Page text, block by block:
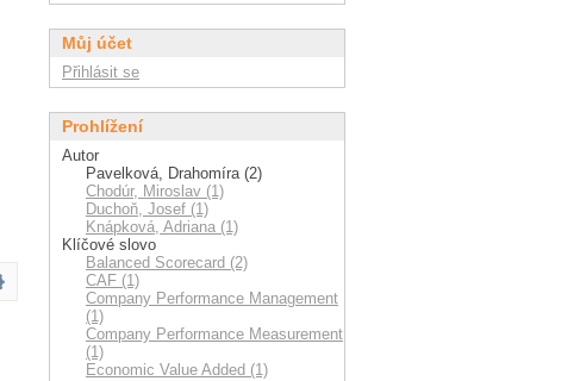
Můj účet
Přihlásit se
Prohlížení
Autor
Pavelková, Drahomíra (2)
Chodúr, Miroslav (1)
Duchoň, Josef (1)
Knápková, Adriana (1)
Klíčové slovo
Balanced Scorecard (2)
CAF (1)
Company Performance Management
(1)
Company Performance Measurement
(1)
Economic Value Added (1)